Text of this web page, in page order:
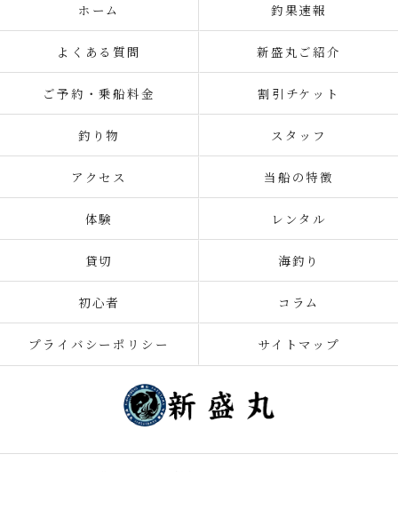
ホーム 釣果速報
よくある質問 新盛丸ご紹介
ご予約・乗船料金 割引チケット
釣り物 スタッフ
アクセス 当船の特徴
体験 レンタル
貸切 海釣り
初心者 コラム
プライバシーポリシー サイトマップ